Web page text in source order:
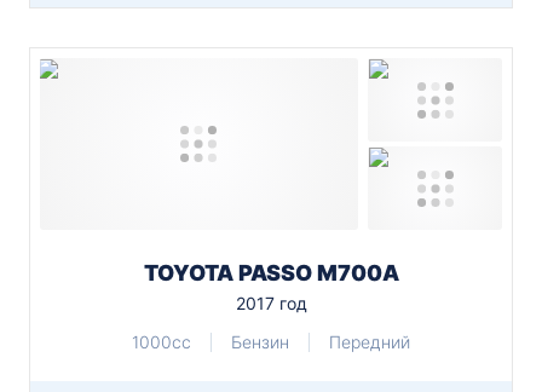
TOYOTA PASSO M700A
2017 год
1000cc
Бензин Передний